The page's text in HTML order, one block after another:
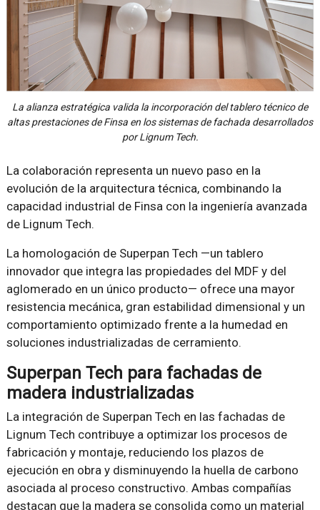
La alianza estratégica valida la incorporación del tablero técnico de
altas prestaciones de Finsa en los sistemas de fachada desarrollados
por Lignum Tech.
La colaboración representa un nuevo paso en la
evolución de la arquitectura técnica, combinando la
capacidad industrial de Finsa con la ingeniería avanzada
de Lignum Tech.
La homologación de Superpan Tech —un tablero
innovador que integra las propiedades del MDF y del
aglomerado en un único producto— ofrece una mayor
resistencia mecánica, gran estabilidad dimensional y un
comportamiento optimizado frente a la humedad en
soluciones industrializadas de cerramiento.
Superpan Tech para fachadas de
madera industrializadas
La integración de Superpan Tech en las fachadas de
Lignum Tech contribuye a optimizar los procesos de
fabricación y montaje, reduciendo los plazos de
ejecución en obra y disminuyendo la huella de carbono
asociada al proceso constructivo. Ambas compañías
destacan que la madera se consolida como un material